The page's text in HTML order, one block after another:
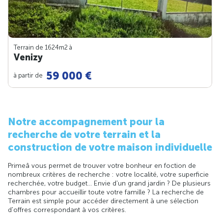
Terrain de 1624m2 à
Venizy
à partir de 59 000 €
Notre accompagnement pour la
recherche de votre terrain et la
construction de votre maison individuelle
Primeâ vous permet de trouver votre bonheur en foction de
nombreux critères de recherche : votre localité, votre superficie
recherchée, votre budget... Envie d'un grand jardin ? De plusieurs
chambres pour accueillir toute votre famille ? La recherche de
Terrain est simple pour accéder directement à une sélection
d'offres correspondant à vos critères.